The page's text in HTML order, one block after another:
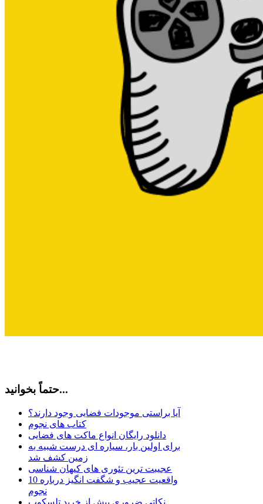
حتماً بخوانید...
آیا براستی موجودات فضایی وجود دارند؟
کتاب های نجوم
دانلود رایگان انواع ماکت های فضایی
برای اولین بار، سیاره ای درست شبیه به
زمین کشف شد
عجیبت ترین تئوری های کیهان شناسی
10 واقعیت عجیب و شگفت انگیز درباره
نجوم
نکاتی ضروری پیش از خرید تلسکوپ